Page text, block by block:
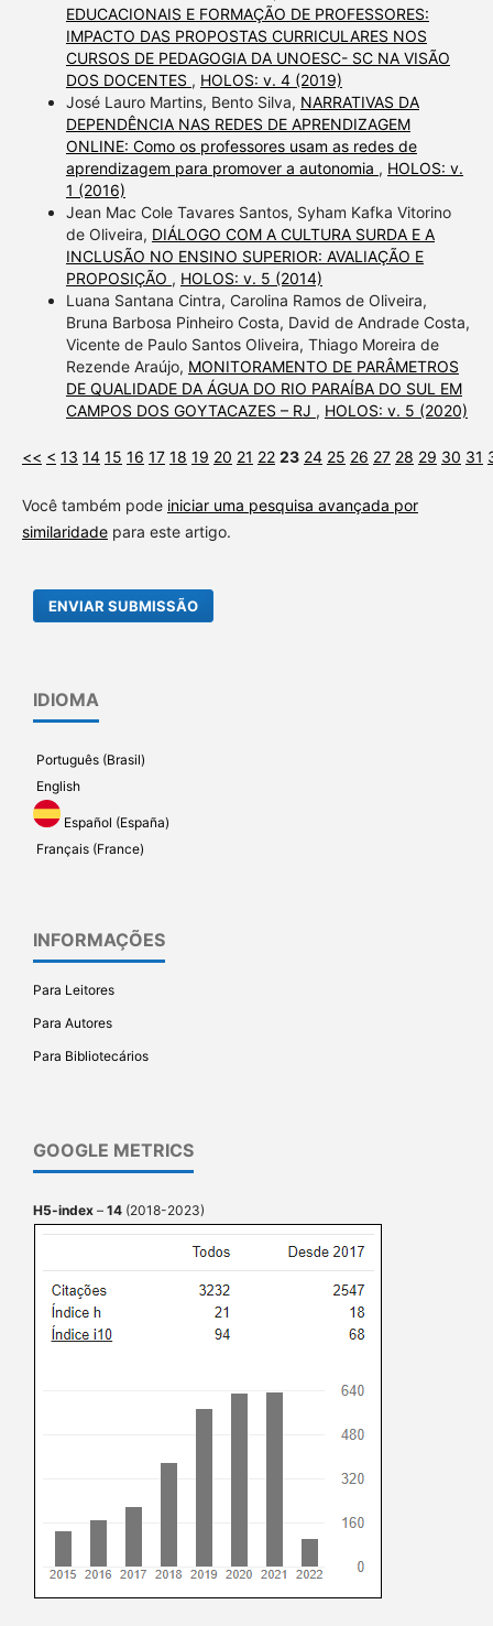
EDUCACIONAIS E FORMAÇÃO DE PROFESSORES:
IMPACTO DAS PROPOSTAS CURRICULARES NOS
CURSOS DE PEDAGOGIA DA UNOESC- SC NA VISÃO
DOS DOCENTES , HOLOS: v. 4 (2019)
José Lauro Martins, Bento Silva, NARRATIVAS DA
DEPENDÊNCIA NAS REDES DE APRENDIZAGEM
ONLINE: Como os professores usam as redes de
aprendizagem para promover a autonomia , HOLOS: v.
1 (2016)
Jean Mac Cole Tavares Santos, Syham Kafka Vitorino
de Oliveira, DIÁLOGO COM A CULTURA SURDA E A
INCLUSÃO NO ENSINO SUPERIOR: AVALIAÇÃO E
PROPOSIÇÃO , HOLOS: v. 5 (2014)
Luana Santana Cintra, Carolina Ramos de Oliveira,
Bruna Barbosa Pinheiro Costa, David de Andrade Costa,
Vicente de Paulo Santos Oliveira, Thiago Moreira de
Rezende Araújo, MONITORAMENTO DE PARÂMETROS
DE QUALIDADE DA ÁGUA DO RIO PARAÍBA DO SUL EM
CAMPOS DOS GOYTACAZES – RJ , HOLOS: v. 5 (2020)
<< < 13 14 15 16 17 18 19 20 21 22 23 24 25 26 27 28 29 30 31
Você também pode iniciar uma pesquisa avançada por
similaridadepara este artigo.
ENVIAR SUBMISSÃO
IDIOMA
Português (Brasil)
English
Español (España)
Français (France)
INFORMAÇÕES
Para Leitores
Para Autores
Para Bibliotecários
GOOGLE METRICS
H5-index – 14 (2018-2023)